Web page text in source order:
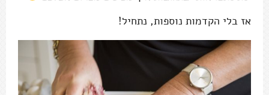
אז בלי הקדמות נוספות, נתחיל!